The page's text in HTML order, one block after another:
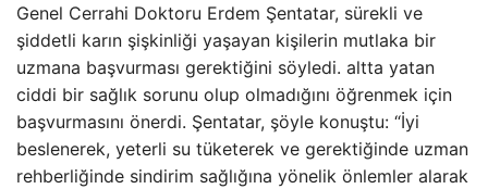
Genel Cerrahi Doktoru Erdem Şentatar, sürekli ve
şiddetli karın şişkinliği yaşayan kişilerin mutlaka bir
uzmana başvurması gerektiğini söyledi. altta yatan
ciddi bir sağlık sorunu olup olmadığını öğrenmek için
başvurmasını önerdi. Şentatar, şöyle konuştu: “İyi
beslenerek, yeterli su tüketerek ve gerektiğinde uzman
rehberliğinde sindirim sağlığına yönelik önlemler alarak